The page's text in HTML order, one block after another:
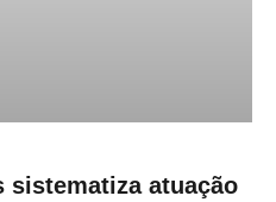
sistematiza atuação